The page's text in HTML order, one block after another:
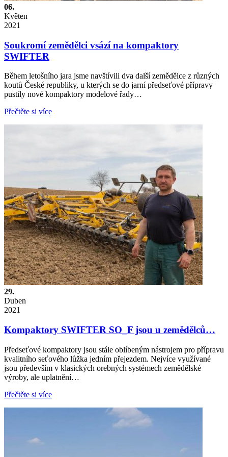
06.
Květen
2021
Soukromí zemědělci vsází na kompaktory
SWIFTER
Během letošního jara jsme navštívili dva další zemědělce z různých
koutů České republiky, u kterých se do jarní předseťové přípravy
pustily nové kompaktory modelové řady…
Přečtěte si více
29.
Duben
2021
Kompaktory SWIFTER SO_F jsou u zemědělců…
Předseťové kompaktory jsou stále oblíbeným nástrojem pro přípravu
kvalitního seťového lůžka jedním přejezdem. Nejvíce využívané
jsou především v klasických orebných systémech zemědělské
výroby, ale uplatnění…
Přečtěte si více